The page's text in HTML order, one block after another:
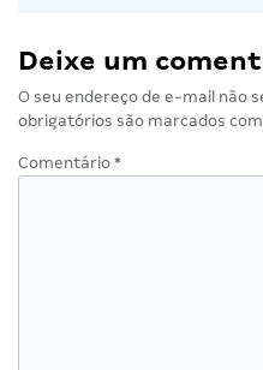
Deixe um
O seu endereço de e-mail não
obrigatórios são marcados com
Comentário *